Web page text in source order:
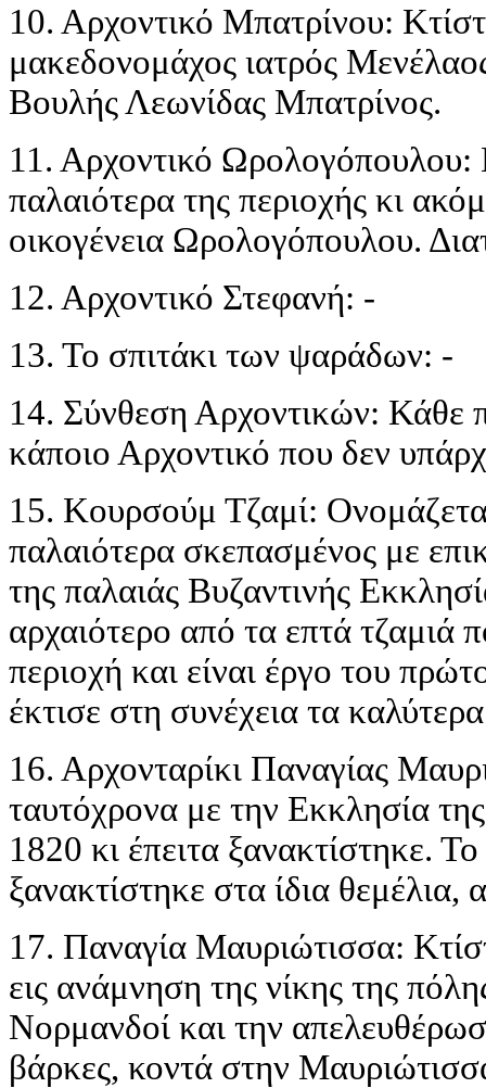
10. Αρχοντικό Μπατρίνου:
μακεδονομάχος ιατρός
Βουλής Λεωνίδας Μπατρίνος.
11. Αρχοντικό Ωρολογόπουλου:
παλαιότερα της περιοχής κι
οικογένεια Ωρολογόπουλου.
12. Αρχοντικό Στεφανή: -
13. Το σπιτάκι των ψαράδων: -
14. Σύνθεση Αρχοντικών: Κάθε
κάποιο Αρχοντικό που δεν
15. Κουρσούμ Τζαμί:
παλαιότερα σκεπασμένος με
της παλαιάς Βυζαντινής
αρχαιότερο από τα επτά τζαμιά
περιοχή και είναι έργο του
έκτισε στη συνέχεια τα
16. Αρχονταρίκι Παναγίας
ταυτόχρονα με την Εκκλησία
1820 κι έπειτα ξανακτίστηκε.
ξανακτίστηκε στα ίδια θεμέλια,
17. Παναγία Μαυριώτισσα:
εις ανάμνηση της νίκης της
Νορμανδοί και την
βάρκες, κοντά στην